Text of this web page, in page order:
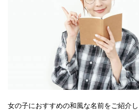
女の子におすすめの和風な名前をご紹介